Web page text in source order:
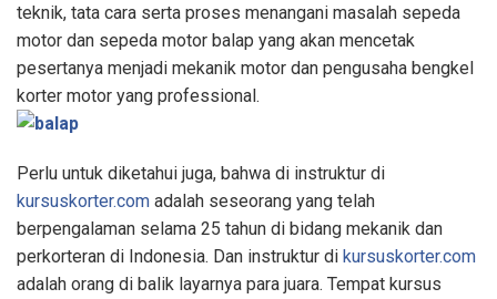
teknik, tata cara serta proses menangani masalah sepeda
motor dan sepeda motor balap yang akan mencetak
pesertanya menjadi mekanik motor dan pengusaha bengkel
korter motor yang professional.
Perlu untuk diketahui juga, bahwa di instruktur di
kursuskorter.com adalah seseorang yang telah
berpengalaman selama 25 tahun di bidang mekanik dan
perkorteran di Indonesia. Dan instruktur di kursuskorter.com
adalah orang di balik layarnya para juara. Tempat kursus